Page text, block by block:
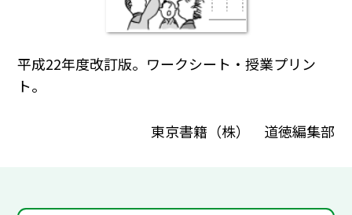
平成22年度改訂版。ワークシート・授業プリン
ト。
東京書籍（株） 道徳編集部